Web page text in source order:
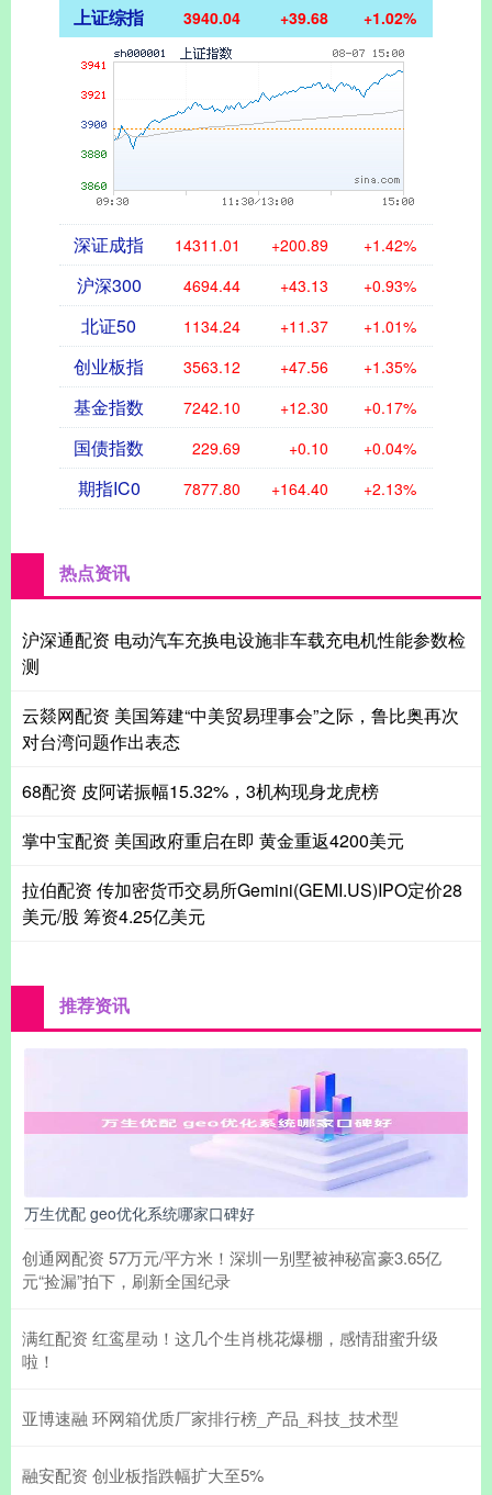
上证综指 3940.04 +39.68 +1.02%
深证成指 14311.01 +200.89 +1.42%
沪深300 4694.44 +43.13 +0.93%
北证50 1134.24 +11.37 +1.01%
创业板指 3563.12 +47.56 +1.35%
基金指数 7242.10 +12.30 +0.17%
国债指数 229.69 +0.10 +0.04%
期指IC0 7877.80 +164.40 +2.13%
热点资讯
沪深通配资 电动汽车充换电设施非车载充电机性能参数检
测
云燚网配资 美国筹建“中美贸易理事会”之际，鲁比奥再次
对台湾问题作出表态
68配资 皮阿诺振幅15.32%，3机构现身龙虎榜
掌中宝配资 美国政府重启在即 黄金重返4200美元
拉伯配资 传加密货币交易所Gemini(GEMI.US)IPO定价28
美元/股 筹资4.25亿美元
推荐资讯
万生优配 geo优化系统哪家口碑好
创通网配资 57万元/平方米！深圳一别墅被神秘富豪3.65亿
元“捡漏”拍下，刷新全国纪录
满红配资 红鸾星动！这几个生肖桃花爆棚，感情甜蜜升级
啦！
亚博速融 环网箱优质厂家排行榜_产品_科技_技术型
融安配资 创业板指跌幅扩大至5%